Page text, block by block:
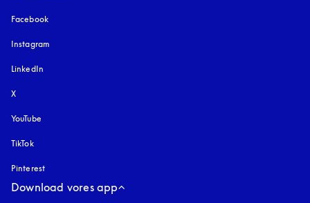
Facebook
Instagram
LinkedIn
X
YouTube
TikTok
Pinterest
Download vores app